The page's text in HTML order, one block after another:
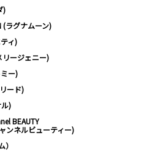
)
(ラグナムーン)
ィ)
ージェニー)
ー)
ード)
)
BEAUTY
ンネルビューティー)
）